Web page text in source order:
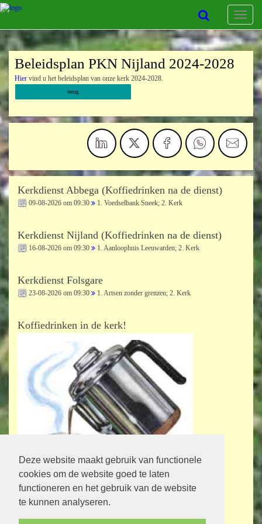
Deze website maakt gebruik van functionele
cookies om de website goed te laten
functioneren en het gebruik van de website
te kunnen analyseren.
Toggle
Beleidsplan PKN Nijland 2024-2028
Hier vind u het beleidsplan van onze kerk 2024-2028.
terug
Kerkdienst Abbega (Koffiedrinken na de dienst)
09-08-2026 om 09:30 1. Voedselbank Sneek; 2. Kerk
Kerkdienst Nijland (Koffiedrinken na de dienst)
16-08-2026 om 09:30 1. Aanloophuis Leeuwarden; 2. Kerk
Kerkdienst Folsgare
23-08-2026 om 09:30 1. Artsen zonder grenzen; 2. Kerk
Koffiedrinken in de kerk!
Bij de kerkdiensten staat vermeld op welke zondag en op welk tijdstip er
gezamenlijk koffiedrinken is!
Maak er gebruik van om naar elkaar om te kijken en lief en leed te delen.